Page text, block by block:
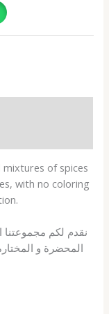
of spices
with no coloring
نقدم لكم مجموعتنا
المحضرة و